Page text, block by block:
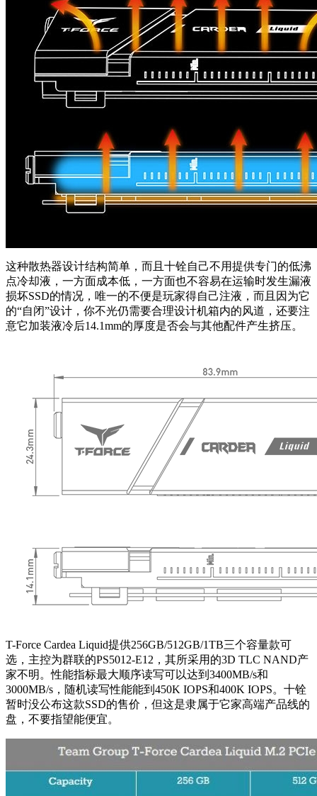
这种散热器设计结构简单，而且十铨自己不用提供专门的低沸
点冷却液，一方面成本低，一方面也不容易在运输时发生漏液
损坏SSD的情况，唯一的不便是玩家得自己注液，而且因为它
的“自闭”设计，你不光仍需要合理设计机箱内的风道，还要注
意它加装液冷后14.1mm的厚度是否会与其他配件产生挤压。
T-Force Cardea Liquid提供256GB/512GB/1TB三个容量款可
选，主控为群联的PS5012-E12，其所采用的3D TLC NAND产
家不明。性能指标最大顺序读写可以达到3400MB/s和
3000MB/s，随机读写性能能到450K IOPS和400K IOPS。十铨
暂时没公布这款SSD的售价，但这是隶属于它家高端产品线的
盘，不要指望能便宜。